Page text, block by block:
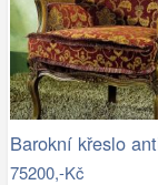
75200,-Kč